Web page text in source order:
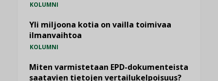
KOLUMNI
Yli miljoona kotia on vailla toimivaa
ilmanvaihtoa
KOLUMNI
Miten varmistetaan EPD-dokumenteista
saatavien tietojen vertailukelpoisuus?